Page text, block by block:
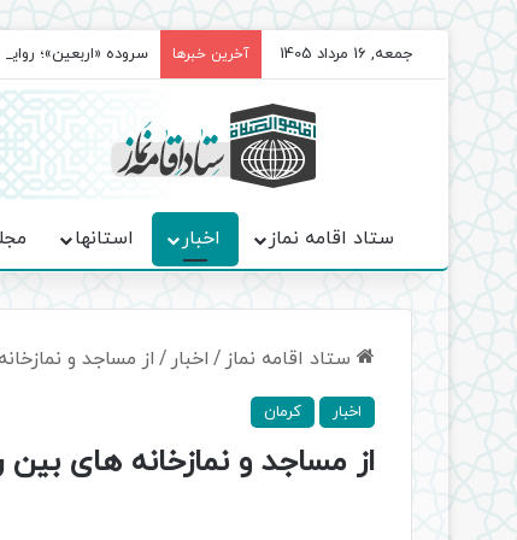
جمعه, 16 مرداد 1405 آخرین خبرها سروده‌ «اربعین»؛
ستاد اقامه نماز اخبار استانها
ستاد اقامه نماز / اخبار / از مساجد و
اخبار کرمان
از مساجد و نمازخانه های بین